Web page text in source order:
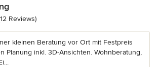
of 5 stars
Reviews)
kleinen Beratung vor Ort mit Festpreis
Planung inkl. 3D-Ansichten. Wohnberatung,